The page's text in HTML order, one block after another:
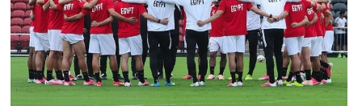
أخبار
إعلام
تعليم